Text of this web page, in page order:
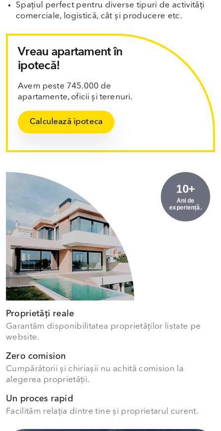
Spațiul perfect pentru diverse tipuri de activități
comerciale, logistică, cât și producere etc.
Vreau apartament în
ipotecă!
Avem peste 745.000 de
apartamente, oficii și terenuri.
Calculează ipoteca
10+
Ani de
experiență.
Proprietăți reale
Garantăm disponibilitatea proprietăților listate pe
website.
Zero comision
Cumpărătorii și chiriașii nu achită comision la
alegerea proprietății.
Un proces rapid
Facilităm relația dintre tine și proprietarul curent.